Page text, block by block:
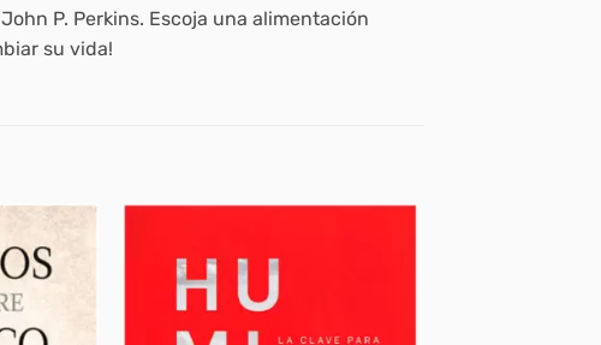
P. Perkins. Escoja una alimentación
su vida!